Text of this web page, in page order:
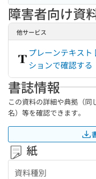
障害者向け資
他サービス
プレーンテキス
ションで確認する
書誌情報
この資料の詳細や典拠（
名）等を確認できます。
紙
資料種別